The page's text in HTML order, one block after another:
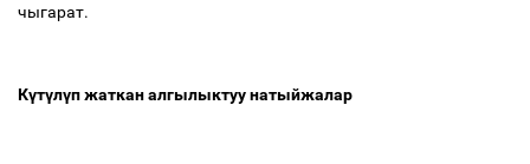
чыгарат.
Күтүлүп жаткан алгылыктуу натыйжалар